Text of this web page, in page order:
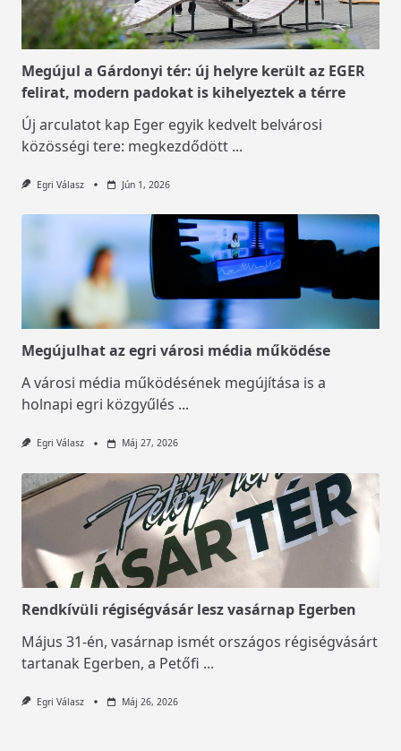
Megújul a Gárdonyi tér: új helyre került az EGER
felirat, modern padokat is kihelyeztek a térre
Új arculatot kap Eger egyik kedvelt belvárosi
közösségi tere: megkezdődött ...
Egri Válasz Jún 1, 2026
Megújulhat az egri városi média működése
A városi média működésének megújítása is a
holnapi egri közgyűlés ...
Egri Válasz Máj 27, 2026
Rendkívüli régiségvásár lesz vasárnap Egerben
Május 31-én, vasárnap ismét országos régiségvásárt
tartanak Egerben, a Petőfi ...
Egri Válasz Máj 26, 2026